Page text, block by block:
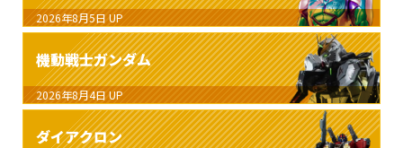
2026年8月5日 UP
機動戦士ガンダム
2026年8月4日 UP
ダイアクロン